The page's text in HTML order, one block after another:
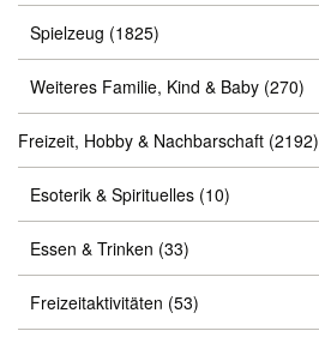
Spielzeug (1825)
Weiteres Familie, Kind & Baby (270)
Freizeit, Hobby & Nachbarschaft (2192)
Esoterik & Spirituelles (10)
Essen & Trinken (33)
Freizeitaktivitäten (53)